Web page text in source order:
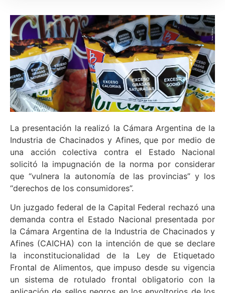
La presentación la realizó la Cámara Argentina de la
Industria de Chacinados y Afines, que por medio de
una acción colectiva contra el Estado Nacional
solicitó la impugnación de la norma por considerar
que “vulnera la autonomía de las provincias” y los
“derechos de los consumidores”.
Un juzgado federal de la Capital Federal rechazó una
demanda contra el Estado Nacional presentada por
la Cámara Argentina de la Industria de Chacinados y
Afines (CAICHA) con la intención de que se declare
la inconstitucionalidad de la Ley de Etiquetado
Frontal de Alimentos, que impuso desde su vigencia
un sistema de rotulado frontal obligatorio con la